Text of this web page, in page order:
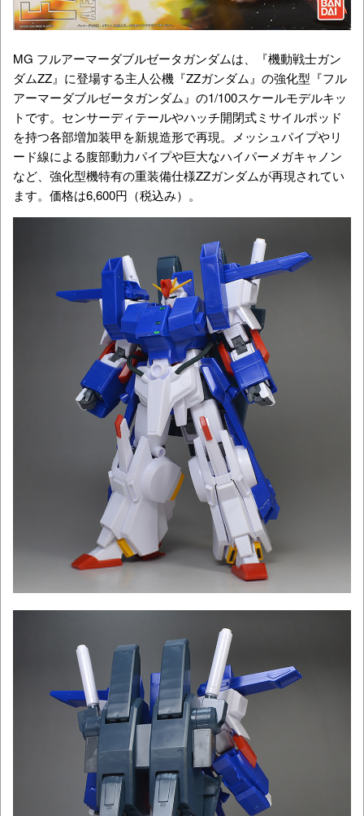
MG フルアーマーダブルゼータガンダムは、『機動戦士ガン
ダムΖΖ』に登場する主人公機『ZZガンダム』の強化型『フル
アーマーダブルゼータガンダム』の1/100スケールモデルキッ
トです。センサーディテールやハッチ開閉式ミサイルポッド
を持つ各部増加装甲を新規造形で再現。メッシュパイプやリ
ード線による腹部動力パイプや巨大なハイパーメガキャノン
など、強化型機特有の重装備仕様ZZガンダムが再現されてい
ます。価格は6,600円（税込み）。